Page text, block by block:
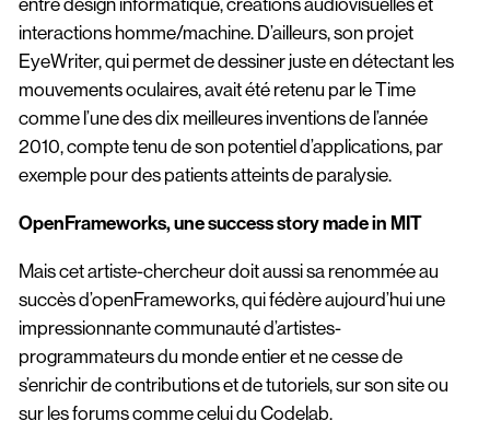
entre design informatique, créations audiovisuelles et
interactions homme/machine. D’ailleurs, son projet
EyeWriter, qui permet de dessiner juste en détectant les
mouvements oculaires, avait été retenu par le Time
comme l’une des dix meilleures inventions de l’année
2010, compte tenu de son potentiel d’applications, par
exemple pour des patients atteints de paralysie.
OpenFrameworks, une success story made in MIT
Mais cet artiste-chercheur doit aussi sa renommée au
succès d’openFrameworks, qui fédère aujourd’hui une
impressionnante communauté d’artistes-
programmateurs du monde entier et ne cesse de
s’enrichir de contributions et de tutoriels, sur son site ou
sur les forums comme celui du Codelab.